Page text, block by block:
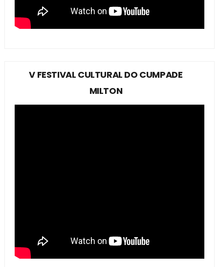
V FESTIVAL CULTURAL DO CUMPADE
MILTON